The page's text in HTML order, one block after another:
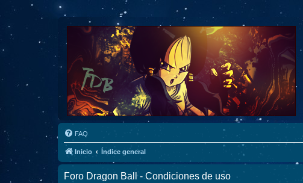
FAQ
Inicio Índice general
Foro Dragon Ball - Condiciones de uso